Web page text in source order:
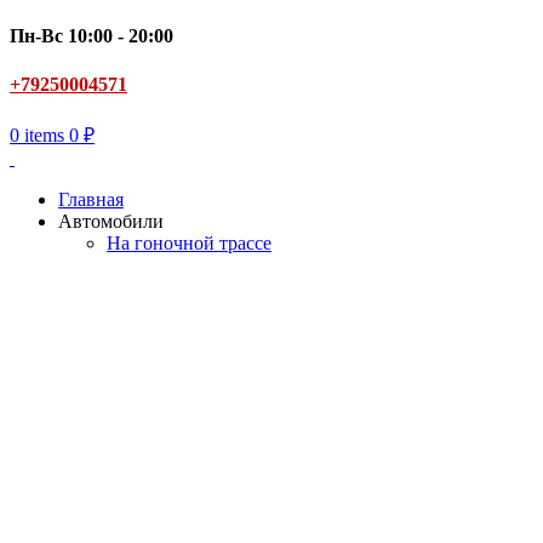
Пн-Вс 10:00 - 20:00
+79250004571
0 items 0 ₽
Главная
Автомобили
На гоночной трассе